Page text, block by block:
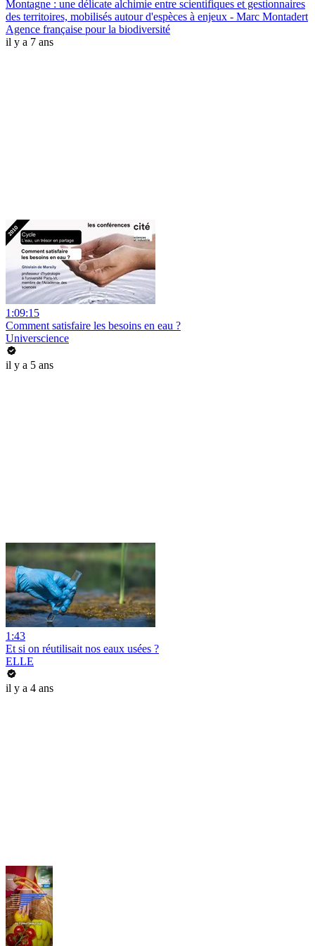
Montagne : une délicate alchimie entre scientifiques et gestionnaires
des territoires, mobilisés autour d'espèces à enjeux - Marc Montadert
Agence française pour la biodiversité
il y a 7 ans
1:09:15
Comment satisfaire les besoins en eau ?
Universcience
il y a 5 ans
1:43
Et si on réutilisait nos eaux usées ?
ELLE
il y a 4 ans